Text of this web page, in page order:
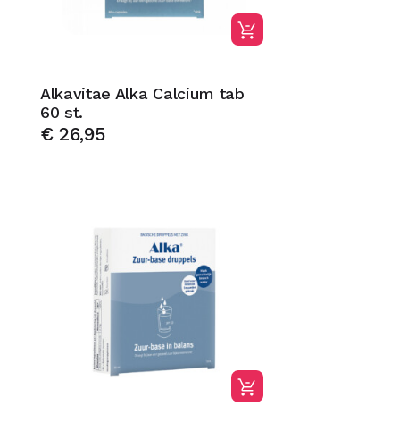
Alkavitae Alka Calcium tab
60 st.
€26,95